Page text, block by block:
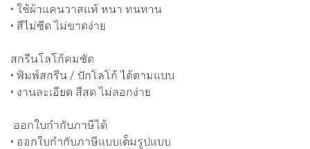
• ใช้ผ้าแคนวาสแท้ หนา ทนทาน
• สีไม่ซีด ไม่ขาดง่าย
สกรีนโลโก้คมชัด
• พิมพ์สกรีน / ปักโลโก้ ได้ตามแบบ
• งานละเอียด สีสด ไม่ลอกง่าย
ออกใบกำกับภาษีได้
• ออกใบกำกับภาษีแบบเต็มรูปแบบ